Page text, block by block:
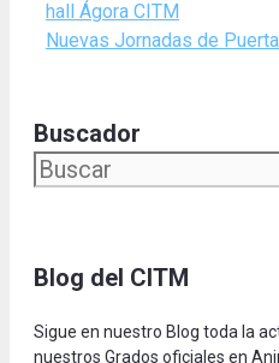
hall Ágora CITM
Nuevas Jornadas de
Buscador
Blog del CITM
Sigue en nuestro Blog toda la
nuestros Grados oficiales en